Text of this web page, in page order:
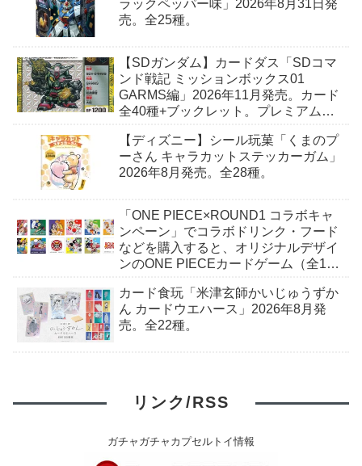
ラックペッパー味」2026年8月31日発
売。全25種。
【SDガンダム】カードダス「SDコマ
ンド戦記 ミッションボックス01
GARMS編」2026年11月発売。カード
全40種+ブックレット。プレミアムバ
【ディズニー】シール玩菓「くまのプ
ーさん キャラカットステッカーガム」
2026年8月発売。全28種。
「ONE PIECE×ROUND1 コラボキャ
ンペーン」でコラボドリンク・フード
などを購入すると、オリジナルデザイ
ンのONE PIECEカードゲーム（全10
る。2026年7月18日（土）〜。
カード食玩「米津玄師かいじゅうずか
ん カードウエハース」2026年8月発
売。全22種。
リンク/RSS
ガチャガチャカプセルトイ情報